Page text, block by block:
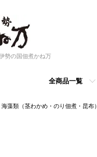
勢の国佃煮かね万
全商品一覧
海藻類（茎わかめ・のり佃煮・昆布）